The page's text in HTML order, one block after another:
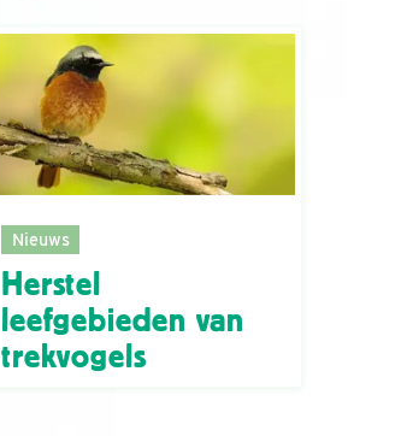
Nieuws
Herstel
leefgebieden van
trekvogels